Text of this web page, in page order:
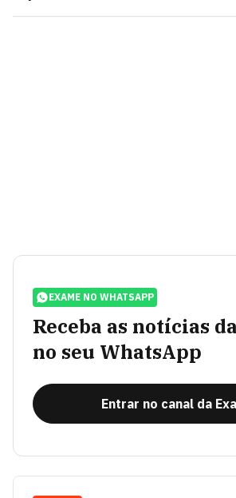
EXAME NO WHATSAPP
Receba as notícias
no seu WhatsApp
Entrar no canal da